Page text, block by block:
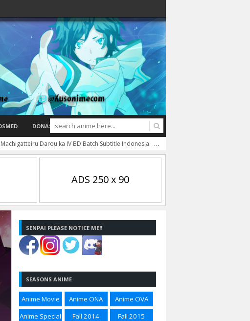
DONASI
Darou ka IV BD Batch Subtitle Indonesia Kochira Katsushikaku Kameari
ADS 250 x 90
SENPAI PLEASE NOTICE ME!!
SEASONS ANIME
Anime Movie Anime ONA
Anime OVA
Anime Special
Fall 2014
Fall 2015